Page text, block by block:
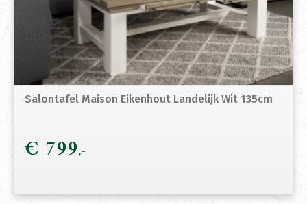
Salontafel Maison Eikenhout Landelijk Wit 135cm
€ 799